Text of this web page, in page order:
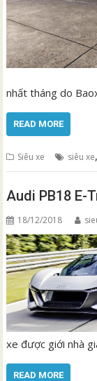
nhất tháng do
READ MORE
Siêu xe siêu xe
Audi PB18 E-
18/12/2018
xe được giới nhà
READ MORE